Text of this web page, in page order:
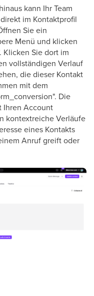
kann Ihr Team
im Kontaktprofil
Sie ein
Menü und klicken
Klicken Sie dort im
vollständigen Verlauf
die dieser Kontakt
mit dem
Die
Ihren Account
kontextreiche Verläufe
eines Kontakts
Anruf greift oder